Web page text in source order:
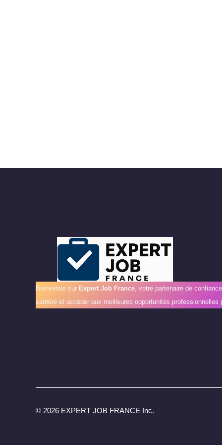
Bienvenue sur Expert Job France, votre partenaire de
carrière et accéder aux meilleures opportunités professionnelles
© 2026 EXPERT JOB FRANCE Inc.